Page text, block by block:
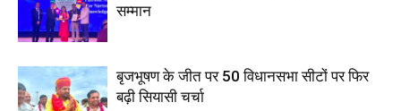
सम्मान
बृजभूषण के जीत पर 50 विधानसभा सीटों पर फिर
बढ़ी सियासी चर्चा